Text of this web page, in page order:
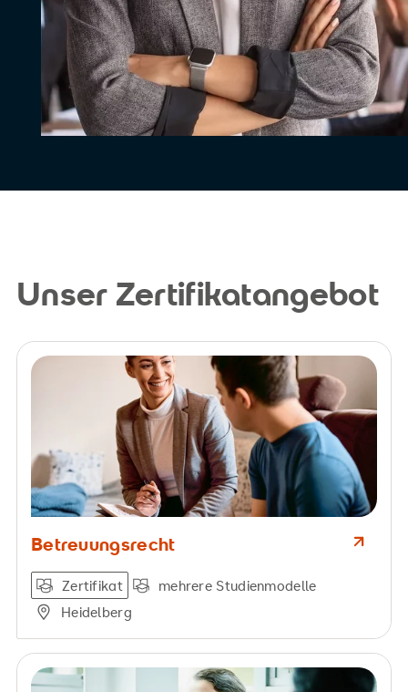
Unser Zertifikatangebot
Betreuungsrecht
Zertifikat
mehrere Studienmodelle
Heidelberg